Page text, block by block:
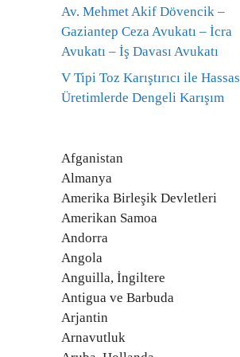
Av. Mehmet Akif Dövencik –
Gaziantep Ceza Avukatı – İcra
Avukatı – İş Davası Avukatı
V Tipi Toz Karıştırıcı ile Hassas
Üretimlerde Dengeli Karışım
Afganistan
Almanya
Amerika Birleşik Devletleri
Amerikan Samoa
Andorra
Angola
Anguilla, İngiltere
Antigua ve Barbuda
Arjantin
Arnavutluk